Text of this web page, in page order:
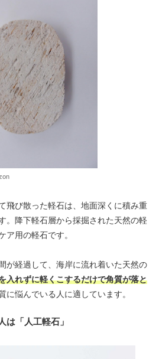
飛び散った軽石は、地面深くに積み重
。降下軽石層から採掘された天然の軽
ア用の軽石です。
が経過して、海岸に流れ着いた天然の
入れずに軽くこするだけで角質が落と
に悩んでいる人に適しています。
は「人工軽石」